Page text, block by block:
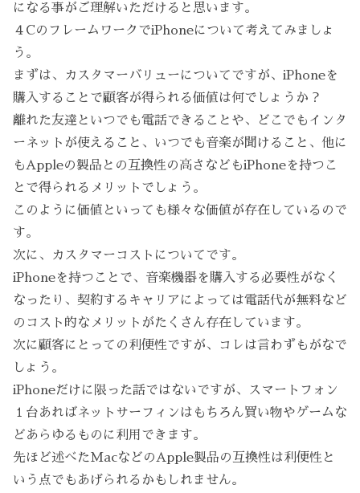
になる事がご理解いただけると思います。
４CのフレームワークでiPhoneについて考えてみましょ
う。
まずは、カスタマーバリューについてですが、iPhoneを
購入することで顧客が得られる価値は何でしょうか？
離れた友達といつでも電話できることや、どこでもインタ
ーネットが使えること、いつでも音楽が聞けること、他に
もAppleの製品との互換性の高さなどもiPhoneを持つこ
とで得られるメリットでしょう。
このように価値といっても様々な価値が存在しているので
す。
次に、カスタマーコストについてです。
iPhoneを持つことで、音楽機器を購入する必要性がなく
なったり、契約するキャリアによっては電話代が無料など
のコスト的なメリットがたくさん存在しています。
次に顧客にとっての利便性ですが、コレは言わずもがなで
しょう。
iPhoneだけに限った話ではないですが、スマートフォン
１台あればネットサーフィンはもちろん買い物やゲームな
どあらゆるものに利用できます。
先ほど述べたMacなどのApple製品の互換性は利便性と
いう点でもあげられるかもしれません。